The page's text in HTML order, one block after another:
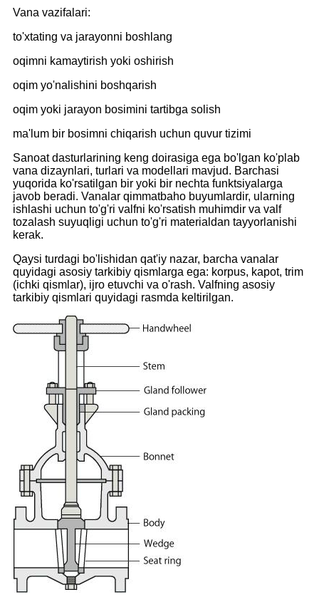
Vana vazifalari:
to'xtating va jarayonni boshlang
oqimni kamaytirish yoki oshirish
oqim yo'nalishini boshqarish
oqim yoki jarayon bosimini tartibga solish
ma'lum bir bosimni chiqarish uchun quvur tizimi
Sanoat dasturlarining keng doirasiga ega bo'lgan ko'plab
vana dizaynlari, turlari va modellari mavjud. Barchasi
yuqorida ko'rsatilgan bir yoki bir nechta funktsiyalarga
javob beradi. Vanalar qimmatbaho buyumlardir, ularning
ishlashi uchun to'g'ri valfni ko'rsatish muhimdir va valf
tozalash suyuqligi uchun to'g'ri materialdan tayyorlanishi
kerak.
Qaysi turdagi bo'lishidan qat'iy nazar, barcha vanalar
quyidagi asosiy tarkibiy qismlarga ega: korpus, kapot, trim
(ichki qismlar), ijro etuvchi va o'rash. Valfning asosiy
tarkibiy qismlari quyidagi rasmda keltirilgan.